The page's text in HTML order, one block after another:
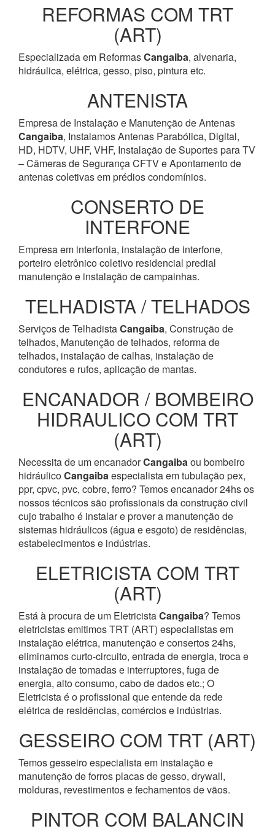
REFORMAS COM TRT
(ART)
Especializada em ReformasCangaiba, alvenaria,
hidráulica, elétrica, gesso, piso, pintura etc.
ANTENISTA
Empresa de Instalação e Manutenção de Antenas
Cangaiba, Instalamos Antenas Parabólica, Digital,
HD, HDTV, UHF, VHF, Instalação de Suportes para TV
– Câmeras de Segurança CFTV e Apontamento de
antenas coletivas em prédios condomínios.
CONSERTO DE
INTERFONE
Empresa em interfonia, instalação de interfone,
porteiro eletrônico coletivo residencial predial
manutenção e instalação de campainhas.
TELHADISTA / TELHADOS
Serviços de TelhadistaCangaiba, Construção de
telhados, Manutenção de telhados, reforma de
telhados, instalação de calhas, instalação de
condutores e rufos, aplicação de mantas.
ENCANADOR / BOMBEIRO
HIDRAULICO COM TRT
(ART)
Necessita de um encanadorCangaibaou bombeiro
hidráulicoCangaibaespecialista em tubulação pex,
ppr, cpvc, pvc, cobre, ferro? Temos encanador 24hs os
nossos técnicos são profissionais da construção civil
cujo trabalho é instalar e prover a manutenção de
sistemas hidráulicos (água e esgoto) de residências,
estabelecimentos e indústrias.
ELETRICISTA COM TRT
(ART)
Está à procura de um EletricistaCangaiba? Temos
eletricistas emitimos TRT (ART) especialistas em
instalação elétrica, manutenção e consertos 24hs,
eliminamos curto-circuito, entrada de energia, troca e
instalação de tomadas e interruptores, fuga de
energia, alto consumo, cabo de dados etc.; O
Eletricista é o profissional que entende da rede
elétrica de residências, comércios e indústrias.
GESSEIRO COM TRT (ART)
Temos gesseiro especialista em instalação e
manutenção de forros placas de gesso, drywall,
molduras, revestimentos e fechamentos de vãos.
PINTOR COM BALANCIN